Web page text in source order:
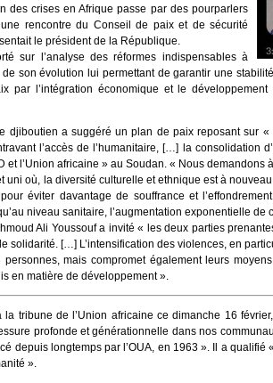
des crises en Afrique passe par des pourparlers
rencontre du Conseil de paix et de sécurité
le président de la République.
sur l’analyse des réformes indispensables à
de son évolution lui permettant de garantir une
par l’intégration économique et le
djiboutien a suggéré un plan de paix reposant sur
l’accès de l’humanitaire, […] la consolidation
et l’Union africaine » au Soudan. « Nous
uni où, la diversité culturelle et ethnique est à
éviter davantage de souffrance et
niveau sanitaire, l’augmentation exponentielle
Ali Youssouf a invité « les deux parties
solidarité. […] L’intensification des violences, en
mais compromet également leurs
en matière de développement ».
la tribune de l’Union africaine ce dimanche 16
profonde et générationnelle dans nos
depuis longtemps par l’OUA, en 1963 ». Il a
».